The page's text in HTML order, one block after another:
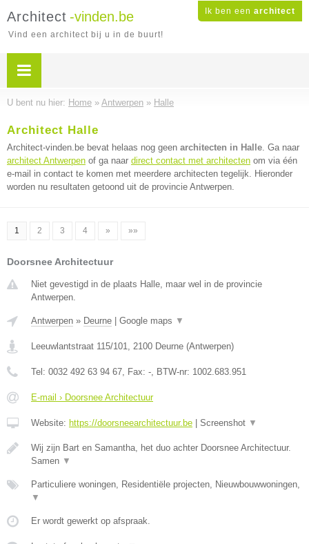
Ik ben een architect
Architect -vinden.be
Vind een architect bij u in de buurt!
U bent nu hier: Home » Antwerpen » Halle
Architect Halle
Architect-vinden.be bevat helaas nog geen architecten in Halle. Ga naar
architect Antwerpen of ga naar direct contact met architecten om via één
e-mail in contact te komen met meerdere architecten tegelijk. Hieronder
worden nu resultaten getoond uit de provincie Antwerpen.
1 2 3 4 » »»
Doorsnee Architectuur
Niet gevestigd in de plaats Halle, maar wel in de provincie
Antwerpen.
Antwerpen » Deurne Google maps ▼
Leeuwlantstraat 115/101, 2100 Deurne (Antwerpen)
Tel: 0032 492 63 94 67, Fax: -, BTW-nr: 1002.683.951
E-mail › Doorsnee Architectuur
Website: https://doorsneearchitectuur.be Screenshot ▼
Wij zijn Bart en Samantha, het duo achter Doorsnee Architectuur.
Samen ▼
Particuliere woningen, Residentiële projecten, Nieuwbouwwoningen,
▼
Er wordt gewerkt op afspraak.